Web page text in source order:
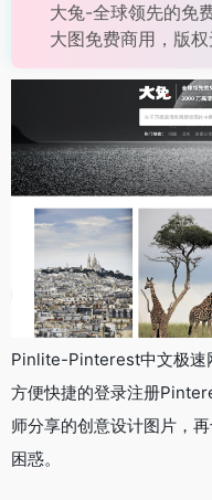
大兔-全球领先的免
大图免费商用，版权
Pinlite-Pinterest中文极速
方便快捷的登录注册
师分享的创意设计图片，
困惑。